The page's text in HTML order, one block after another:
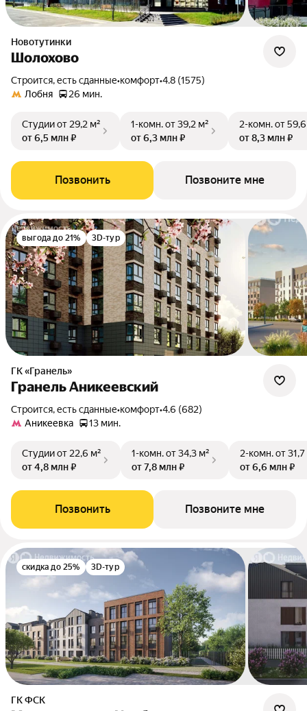
Новотутинки
Шолохово
Строится, есть сданные•комфорт•4.8 (1575)
Лобня
26 мин.
Студииот 29,2 м²
от 6,5 млн ₽
1-комн.от 39,2 м²
от 6,3 млн ₽
2-комн.от
от 8,3 млн ₽
Позвонить Позвоните мне
выгода до 21% 3D-тур
ГК «Гранель»
Гранель Аникеевский
Строится, есть сданные•комфорт•4.6 (682)
Аникеевка
13 мин.
Студииот 22,6 м²
от 4,8 млн ₽
1-комн.от 34,3 м²
от 7,8 млн ₽
2-комн.от
от 6,6 млн ₽
Позвонить Позвоните мне
скидка до 25% 3D-тур
ГК ФСК